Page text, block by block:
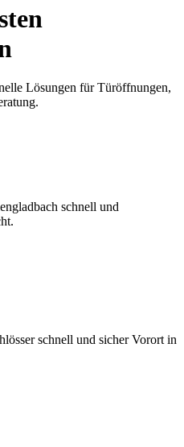
Lösungen für Türöffnungen,
schnell und
schnell und sicher Vorort in